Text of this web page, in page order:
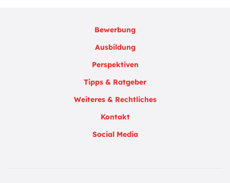
Bewerbung
Ausbildung
Perspektiven
Tipps & Ratgeber
Weiteres & Rechtliches
Kontakt
Social Media